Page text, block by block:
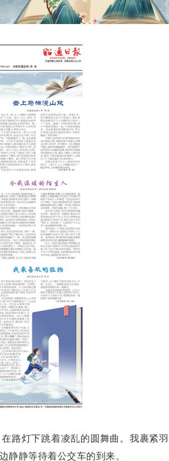
路灯下跳着凌乱的圆舞曲。我裹紧羽
静等待着公交车的到来。